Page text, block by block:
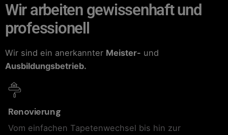
Wir arbeiten gewissenhaft und
professionell
Wir sind ein anerkannter Meister- und
Ausbildungsbetrieb.
Renovierung
Vom einfachen Tapetenwechsel bis hin zur